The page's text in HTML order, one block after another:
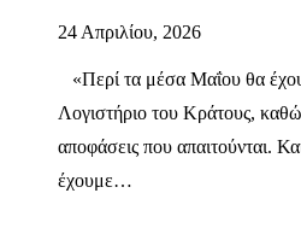
24 Απριλίου, 2026
«Περί τα μέσα Μαΐου θα
Λογιστήριο του Κράτους,
αποφάσεις που απαιτούνται.
έχουμε…